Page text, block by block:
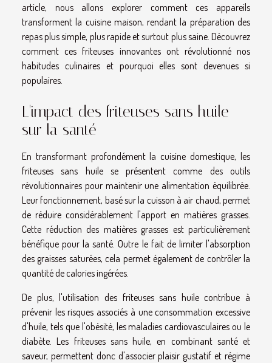
article, nous allons explorer comment ces appareils
transforment la cuisine maison, rendant la préparation des
repas plus simple, plus rapide et surtout plus saine. Découvrez
comment ces friteuses innovantes ont révolutionné nos
habitudes culinaires et pourquoi elles sont devenues si
populaires.
L'impact des friteuses sans huile
sur la santé
En transformant profondément la cuisine domestique, les
friteuses sans huile se présentent comme des outils
révolutionnaires pour maintenir une alimentation équilibrée.
Leur fonctionnement, basé sur la cuisson à air chaud, permet
de réduire considérablement l'apport en matières grasses.
Cette réduction des matières grasses est particulièrement
bénéfique pour la santé. Outre le fait de limiter l'absorption
des graisses saturées, cela permet également de contrôler la
quantité de calories ingérées.
De plus, l'utilisation des friteuses sans huile contribue à
prévenir les risques associés à une consommation excessive
d'huile, tels que l'obésité, les maladies cardiovasculaires ou le
diabète. Les friteuses sans huile, en combinant santé et
saveur, permettent donc d'associer plaisir gustatif et régime